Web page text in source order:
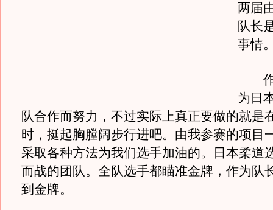
两届
队长
事情
作
为日
队合作而努力，不过实际上真正要做的就是
时，挺起胸膛阔步行进吧。由我参赛的项目
采取各种方法为我们选手加油的。日本柔道
而战的团队。全队选手都瞄准金牌，作为队
到金牌。